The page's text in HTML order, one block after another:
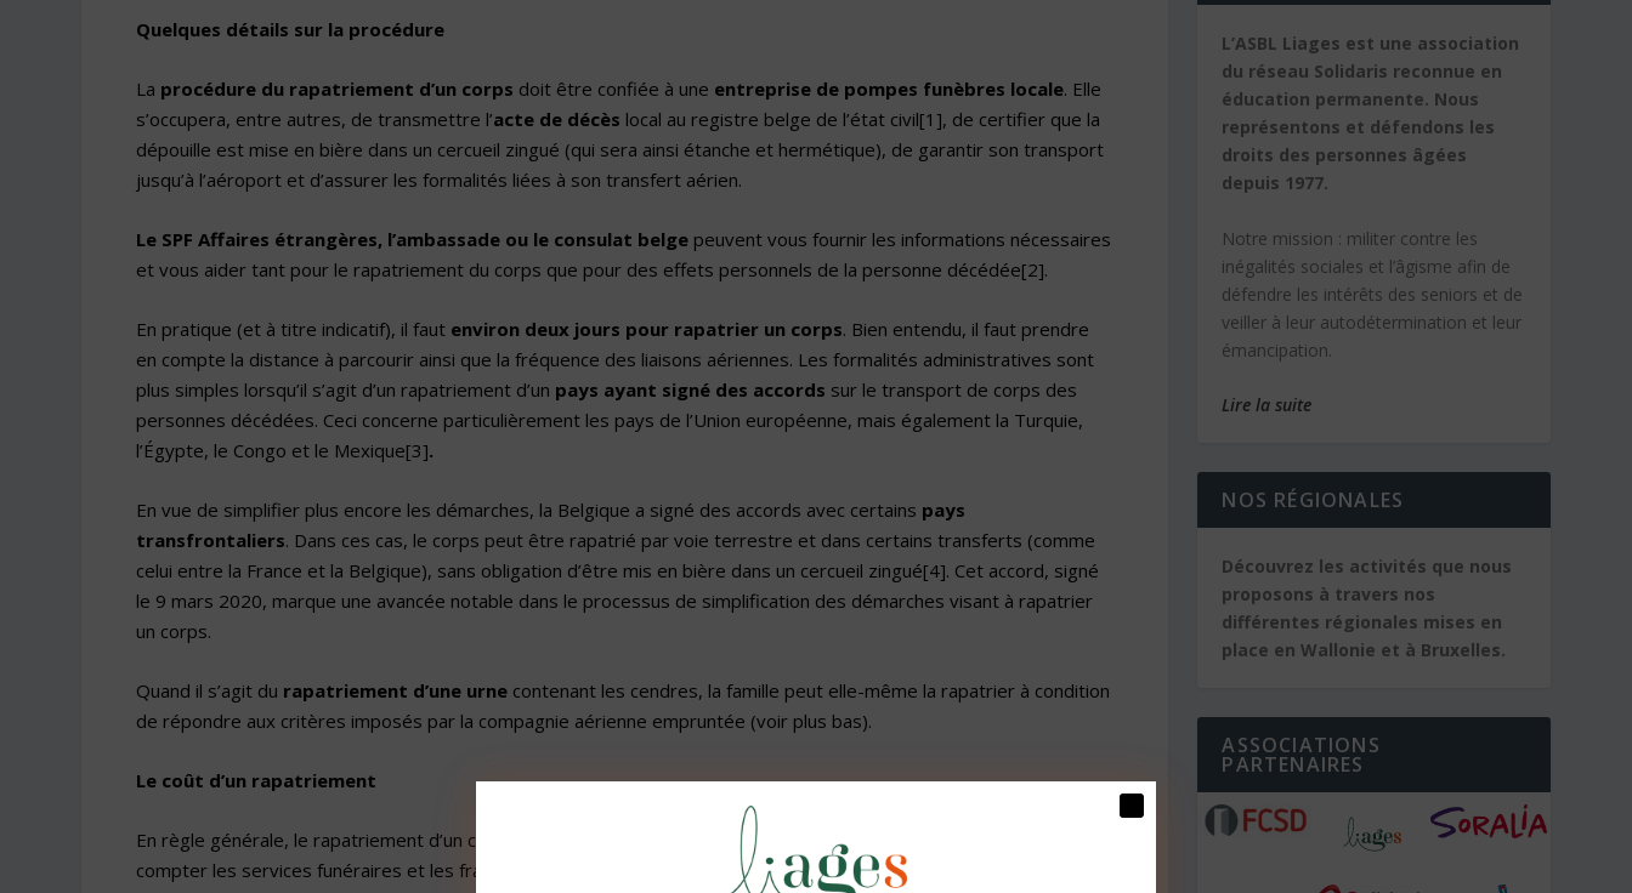
Quelques détails sur la procédure
La procédure du rapatriement d’un corps doit être confiée à une entreprise de pompes funèbres locale. Elle
s’occupera, entre autres, de transmettre l’acte de décès local au registre belge de l’état civil[1], de certifier que la
dépouille est mise en bière dans un cercueil zingué (qui sera ainsi étanche et hermétique), de garantir son transport
jusqu’à l’aéroport et d’assurer les formalités liées à son transfert aérien.
Le SPF Affaires étrangères, l’ambassade ou le consulat belgepeuvent vous fournir les informations nécessaires
et vous aider tant pour le rapatriement du corps que pour des effets personnels de la personne décédée[2].
En pratique (et à titre indicatif), il fautenviron deux jours pour rapatrier un corps. Bien entendu, il faut prendre
en compte la distance à parcourir ainsi que la fréquence des liaisons aériennes. Les formalités administratives sont
plus simples lorsqu’il s’agit d’un rapatriement d’un pays ayant signé des accords sur le transport de corps des
personnes décédées. Ceci concerne particulièrement les pays de l’Union européenne, mais également la Turquie,
l’Égypte, le Congo et le Mexique[3].
En vue de simplifier plus encore les démarches, la Belgique a signé des accords avec certains pays
transfrontaliers. Dans ces cas, le corps peut être rapatrié par voie terrestre et dans certains transferts (comme
celui entre la France et la Belgique), sans obligation d’être mis en bière dans un cercueil zingué[4]. Cet accord, signé
le 9 mars 2020, marque une avancée notable dans le processus de simplification des démarches visant à rapatrier
un corps.
Quand il s’agit du rapatriement d’une urne contenant les cendres, la famille peut elle-même la rapatrier à condition
de répondre aux critères imposés par la compagnie aérienne empruntée (voir plus bas).
Le coût d’un rapatriement
En règle générale, le rapatriement d’un corps peut faire doubler le prix total des obsèques
compter les services funéraires et les frais liés au transport. A titre d’exemple : les frais administratifs, ceux liés au
L’ASBL Liages est une association
du réseau Solidaris reconnue en
éducation permanente. Nous
représentons et défendons les
droits des personnes âgées
depuis 1977.
Notre mission : militer contre les
inégalités sociales et l’âgisme afin de
défendre les intérêts des seniors et de
veiller à leur autodétermination et leur
émancipation.
Lire la suite
NOS RÉGIONALES
Découvrez les activités que nous
proposons à travers nos
différentes régionales mises en
place en Wallonie et à Bruxelles.
ASSOCIATIONS
PARTENAIRES